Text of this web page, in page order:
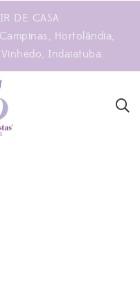
DE CASA
Hortolândia,
Indaiatuba.